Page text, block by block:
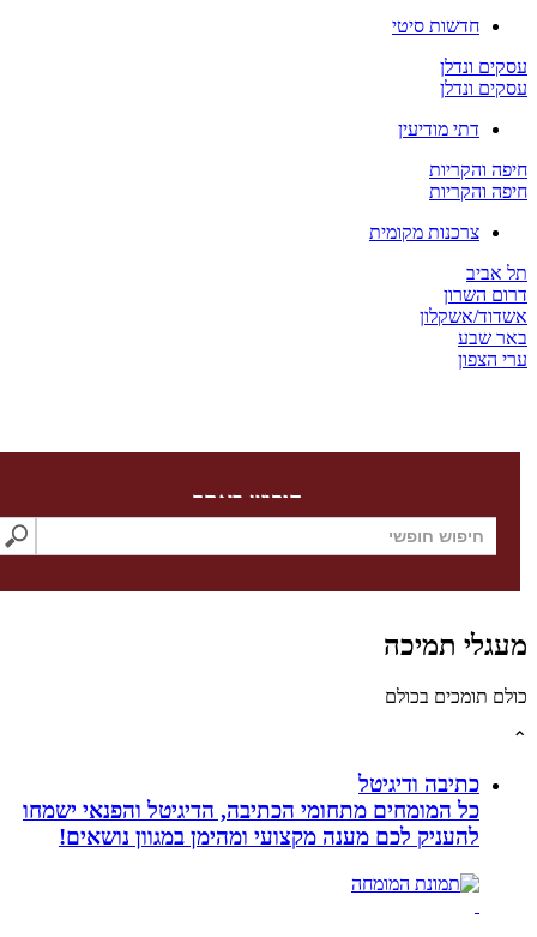
חדשות סיטי
ונדלן
ונדלן
דתי מודיעין
והקריות
והקריות
צרכנות מקומית
אביב
השרון
אשקלון
שבע
הצפון
חיפוש באתר
תמיכה
תומכים בכולם
כתיבה ודיגיטל
כל המומחים מתחומי הכתיבה, הדיגיטל והפנאי ישמחו
להעניק לכם מענה מקצועי ומהימן במגוון נושאים!